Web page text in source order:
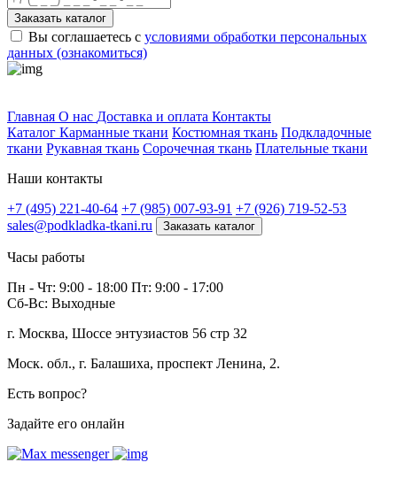
Заказать каталог
Вы соглашаетесь с условиями обработки персональных
данных (ознакомиться)
Главная О нас Доставка и оплата Контакты
Каталог Карманные ткани Костюмная ткань Подкладочные
ткани Рукавная ткань Сорочечная ткань Плательные ткани
Наши контакты
+7 (495) 221-40-64 +7 (985) 007-93-91 +7 (926) 719-52-53
sales@podkladka-tkani.ru
Заказать каталог
Часы работы
Пн - Чт: 9:00 - 18:00 Пт: 9:00 - 17:00
Сб-Вс: Выходные
г. Москва, Шоссе энтузиастов 56 стр 32
Моск. обл., г. Балашиха, проспект Ленина, 2.
Есть вопрос?
Задайте его онлайн